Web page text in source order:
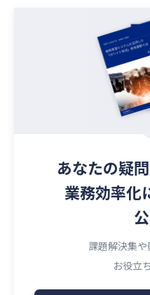
あなたの疑
業務効率化
課題解決集
お役立